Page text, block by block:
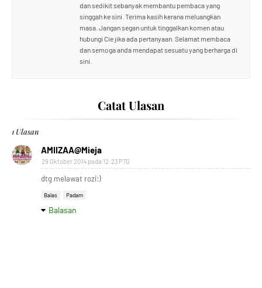
dan sedikit sebanyak membantu pembaca yang
singgah ke sini. Terima kasih kerana meluangkan
masa. Jangan segan untuk tinggalkan komen atau
hubungi Cie jika ada pertanyaan. Selamat membaca
dan semoga anda mendapat sesuatu yang berharga di
sini.
Catat Ulasan
1 Ulasan
AMIIZAA@Mieja
29 Oktober 2014 pada 12:23 PTG
dtg melawat rozi:)
Balas Padam
Balasan